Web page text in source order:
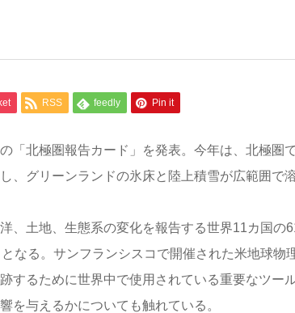
RSS feedly Pin it
「北極圏報告カード」を発表。今年は、北極圏
、グリーンランドの氷床と陸上積雪が広範囲で
、土地、生態系の変化を報告する世界11カ国の
なる。サンフランシスコで開催された米地球物
するために世界中で使用されている重要なツー
を与えるかについても触れている。